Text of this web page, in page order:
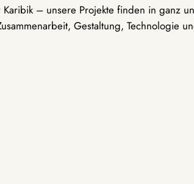
– unsere Projekte finden in ganz
Gestaltung, Technologie